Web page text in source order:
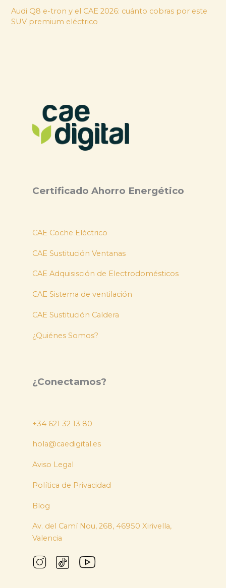
Audi Q8 e-tron y el CAE 2026: cuánto cobras por este
SUV premium eléctrico
Certificado Ahorro Energético
CAE Coche Eléctrico
CAE Sustitución Ventanas
CAE Adquisisción de Electrodomésticos
CAE Sistema de ventilación
CAE Sustitución Caldera
¿Quiénes Somos?
¿Conectamos?
+34 621 32 13 80
hola@caedigital.es
Aviso Legal
Política de Privacidad
Blog
Av. del Camí Nou, 268, 46950 Xirivella,
Valencia